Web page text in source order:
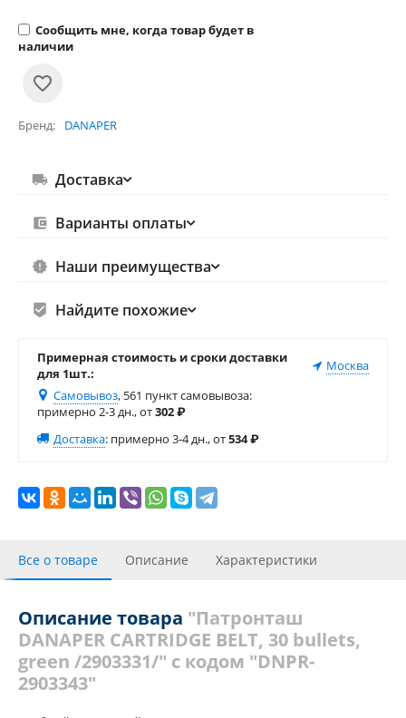
Сообщить мне, когда товар будет в
наличии
Бренд DANAPER
Доставка
Варианты оплаты
Наши преимущества
Найдите похожие
Примерная стоимость и сроки доставки
для 1шт.:
Москва
Самовывоз, 561 пункт самовывоза:
примерно 2-3 дн., от302₽
Доставка: примерно 3-4 дн., от534₽
Все о товаре Описание Характеристики
Описание товара "Патронташ
DANAPER CARTRIDGE BELT, 30 bullets,
green /2903331/" с кодом "DNPR-
2903343"